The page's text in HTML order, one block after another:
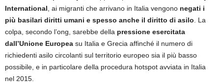
International , ai migranti che arrivano in Italia vengono negati i
più basilari diritti umani e spesso anche il diritto di asilo . La
colpa, secondo l’ong, sarebbe della pressione esercitata
dall’Unione Europea su Italia e Grecia affinché il numero di
richiedenti asilo circolanti sul territorio europeo sia il più basso
possibile, e in particolare della procedura hotspot avviata in Italia
nel 2015.